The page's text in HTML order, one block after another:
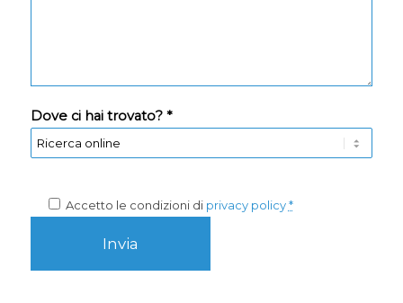
Dove ci hai trovato? *
Accetto le condizioni di privacy policy *